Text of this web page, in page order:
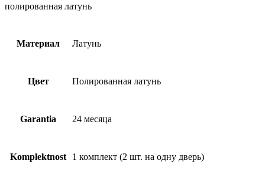
полированная
полированная латунь
Материал Латунь
Цвет Полированная латунь
Garantia 24 месяца
Komplektnost 1 комплект (2 шт. на одну дверь)